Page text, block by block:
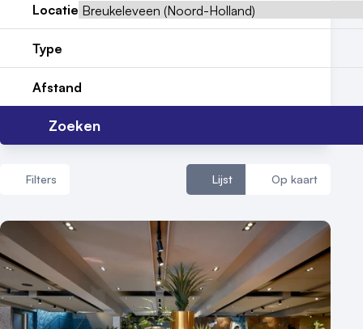
Contact
Locatie
Type
Afstand
Zoeken
Filters Lijst Op kaart
Aantal zalen
1 - 5 zalen
6 - 10 zalen
10 of meer zalen